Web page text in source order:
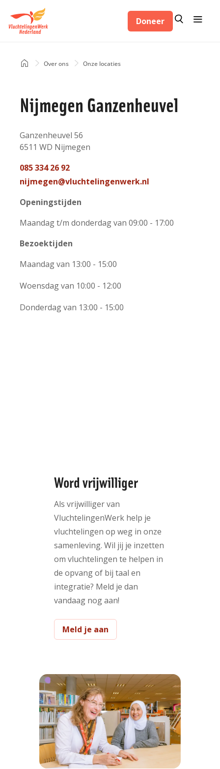
inhoud
Doneer Zoeken
Zoeken
HomeOver ons Onze locaties
Nijmegen Ganzenheuvel
Ganzenheuvel 56
6511 WD Nijmegen
Telefoon
contact
085 334 26 92
Mail
nijmegen@vluchtelingenwerk.nl
Openingstijden
Maandag t/m donderdag van 09:00 - 17:00
Bezoektijden
Maandag van 13:00 - 15:00
Woensdag van 10:00 - 12:00
Donderdag van 13:00 - 15:00
−
Word vrijwilliger
Als vrijwilliger van
VluchtelingenWerk help je
vluchtelingen op weg in onze
samenleving. Wil jij je inzetten
om vluchtelingen te helpen in
de opvang of bij taal en
integratie? Meld je dan
vandaag nog aan!
Meld je aan